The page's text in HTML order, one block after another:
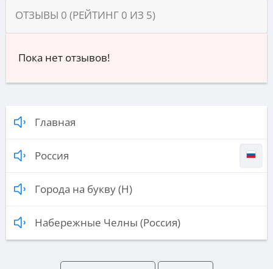
ОТЗЫВЫ 0 (РЕЙТИНГ 0 ИЗ 5)
Пока нет отзывов!
Главная
Россия
Города на букву (Н)
Набережные Челны (Россия)